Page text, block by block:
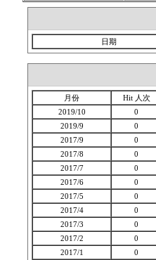
日期
月份
Hit 人次
2019/10
0
2019/9
0
2017/9
0
2017/8
0
2017/7
0
2017/6
0
2017/5
0
2017/4
0
2017/3
0
2017/2
0
2017/1
0